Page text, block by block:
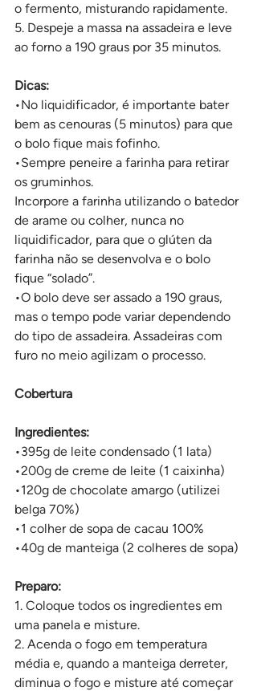
o fermento, misturando rapidamente.
5. Despeje a massa na assadeira e leve
ao forno a 190 graus por 35 minutos.
Dicas:
•No liquidificador, é importante bater
bem as cenouras (5 minutos) para que
o bolo fique mais fofinho.
•Sempre peneire a farinha para retirar
os gruminhos.
Incorpore a farinha utilizando o batedor
de arame ou colher, nunca no
liquidificador, para que o glúten da
farinha não se desenvolva e o bolo
fique “solado”.
•O bolo deve ser assado a 190 graus,
mas o tempo pode variar dependendo
do tipo de assadeira. Assadeiras com
furo no meio agilizam o processo.
Cobertura
Ingredientes:
•395g de leite condensado (1 lata)
•200g de creme de leite (1 caixinha)
•120g de chocolate amargo (utilizei
belga 70%)
•1 colher de sopa de cacau 100%
•40g de manteiga (2 colheres de sopa)
Preparo:
1. Coloque todos os ingredientes em
uma panela e misture.
2. Acenda o fogo em temperatura
média e, quando a manteiga derreter,
diminua o fogo e misture até começar